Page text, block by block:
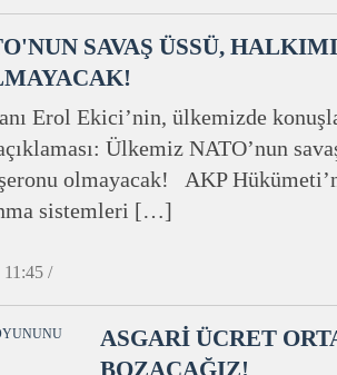
SAVAŞ ÜSSÜ,
Erol Ekici’nin, ülkemizde
Ülkemiz NATO’nun
olmayacak! AKP
sistemleri […]
/
ASGARİ ÜCRET
BOZACAĞIZ!